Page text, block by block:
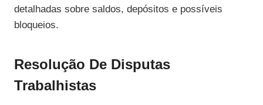
detalhadas sobre saldos, depósitos e possíveis
bloqueios.
Resolução De Disputas
Trabalhistas